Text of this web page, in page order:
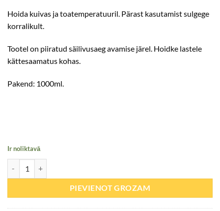
Hoida kuivas ja toatemperatuuril. Pärast kasutamist sulgege
korralikult.
Tootel on piiratud säilivusaeg avamise järel. Hoidke lastele
kättesaamatus kohas.
Pakend: 1000ml.
Ir noliktavā
PIEVIENOT GROZAM